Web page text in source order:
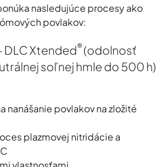
nasledujúce procesy ako
povlakov:
DLCXtended®(odolnosť
soľnej hmle do 500 h)
nanášanie povlakov na zložité
plazmovej nitridácie a